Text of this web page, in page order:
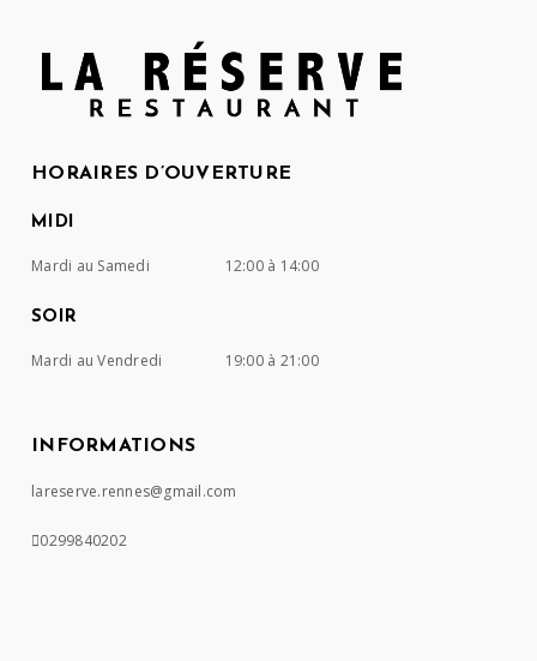
HORAIRES D’OUVERTURE
MIDI
Mardi au Samedi 12:00 à 14:00
SOIR
Mardi au Vendredi 19:00 à 21:00
INFORMATIONS
lareserve.rennes@gmail.com
0299840202